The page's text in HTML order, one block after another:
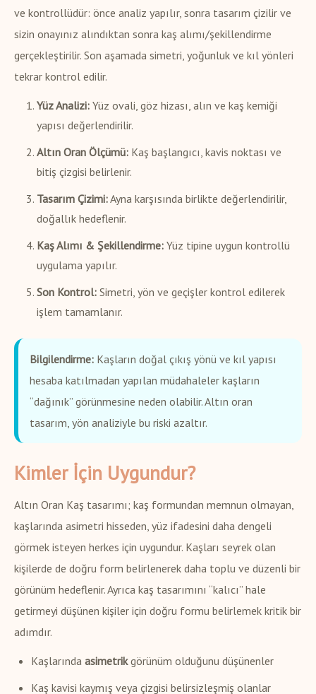
ve kontrollüdür: önce analiz yapılır, sonra tasarım çizilir ve
sizin onayınız alındıktan sonra kaş alımı/şekillendirme
gerçekleştirilir. Son aşamada simetri, yoğunluk ve kıl yönleri
tekrar kontrol edilir.
Yüz Analizi: Yüz ovali, göz hizası, alın ve kaş kemiği
yapısı değerlendirilir.
Altın Oran Ölçümü: Kaş başlangıcı, kavis noktası ve
bitiş çizgisi belirlenir.
Tasarım Çizimi:Ayna karşısında birlikte değerlendirilir,
doğallık hedeflenir.
Kaş Alımı & Şekillendirme: Yüz tipine uygun kontrollü
uygulama yapılır.
Son Kontrol: Simetri, yön ve geçişler kontrol edilerek
işlem tamamlanır.
Bilgilendirme: Kaşların doğal çıkış yönü ve kıl yapısı
hesaba katılmadan yapılan müdahaleler kaşların
“dağınık” görünmesine neden olabilir. Altın oran
tasarım, yön analiziyle bu riski azaltır.
Kimler İçin Uygundur?
Altın Oran Kaş tasarımı; kaş formundan memnun olmayan,
kaşlarında asimetri hisseden, yüz ifadesini daha dengeli
görmek isteyen herkes için uygundur. Kaşları seyrek olan
kişilerde de doğru form belirlenerek daha toplu ve düzenli bir
görünüm hedeflenir. Ayrıca kaş tasarımını “kalıcı” hale
getirmeyi düşünen kişiler için doğru formu belirlemek kritik bir
adımdır.
Kaşlarında asimetrikgörünüm olduğunu düşünenler
Kaş kavisi kaymış veya çizgisi belirsizleşmiş olanlar